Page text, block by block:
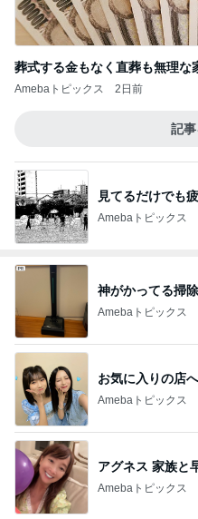
葬式する金もなく直葬も無理な
Amebaトピックス 2日前
記
見てるだけでも
Amebaトピックス
神がかってる掃
Amebaトピックス
お気に入りの店
Amebaトピックス
アグネス 家族と
Amebaトピックス